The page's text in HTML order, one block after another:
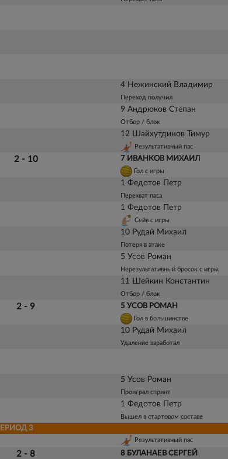
4 Нежинский Владимир
Переход получил
9 Андрюков Степан
Отбор / блок
12 Шайхутдинов Тимур
Результативный пас
2 - 10 7 ИВАНКОВ МИХАИЛ
Гол с игры
1 Федотов Петр
Перехват паса
1 Федотов Петр
Сейв с игры
10 Рудай Михаил
Потеря в атаке
5 Усов Роман
Нерезультативный бросок с игры
11 Шейкин Константин
Отбор / блок
2 - 9 5 УСОВ РОМАН
Гол в большинстве
10 Рудай Михаил
Удаление заработал
5 Усов Роман
Проиграл спринт
1 Федотов Петр
Вышел в стартовом составе
3
Результативный пас
2 - 8 8 БУЛАНАЕВ СЕРГЕЙ